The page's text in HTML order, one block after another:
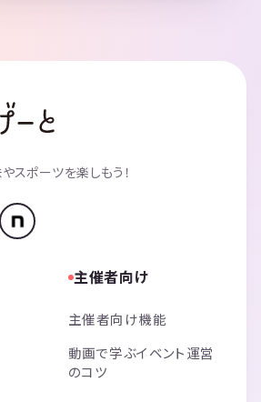
スポーツを楽しもう！
主催者向け
主催者向け機能
動画で学ぶイベント運営
のコツ